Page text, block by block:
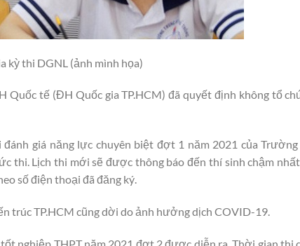
kỳ thi DGNL (ảnh mình họa)
tế (ĐH Quốc gia TP.HCM) đã quyết định không tổ
giá năng lực chuyên biệt đợt 1 năm 2021 của
thi. Lịch thi mới sẽ được thông báo đến thí sinh chậm
số điện thoại đã đăng ký.
trúc TP.HCM cũng dời do ảnh hưởng dịch COVID-19.